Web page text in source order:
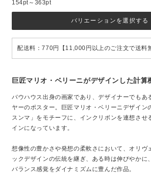
154pt～363pt
巨匠マリオ・ベリーニがデザインした計算
バウハウス出身の画家であり、デザイナーでもあ
ヤーのポスター。巨匠マリオ・ベリーニデザイン
スンマ」をモチーフに、インクリボンを連想させ
インになっています。
想像性の豊かさや発想の柔軟さにおいて、オリヴ
ックデザインの伝統を継ぎ、ある時は伸びやかに
バランス感覚をダイナミズムに豊んだ作品。
バリエーションを選択する
配送料：770円【11,000円以上のご注文で送料